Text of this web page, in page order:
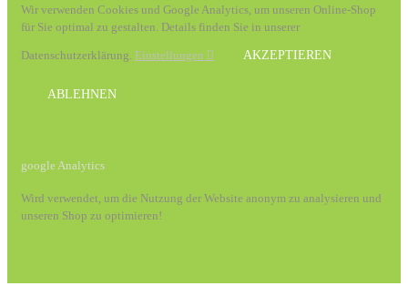
Wir verwenden Cookies und Google Analytics, um unseren Online-Shop
für Sie optimal zu gestalten. Details finden Sie in unserer
Datenschutzerklärung. Einstellungen AKZEPTIEREN
ABLEHNEN
google Analytics
Wird verwendet, um die Nutzung der Website anonym zu analysieren und
unseren Shop zu optimieren!